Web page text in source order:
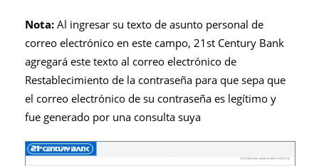
Nota:Al ingresar su texto de asunto personal de
correo electrónico en este campo, 21st Century Bank
agregará este texto al correo electrónico de
Restablecimiento de la contraseña para que sepa que
el correo electrónico de su contraseña es legítimo y
fue generado por una consulta suya